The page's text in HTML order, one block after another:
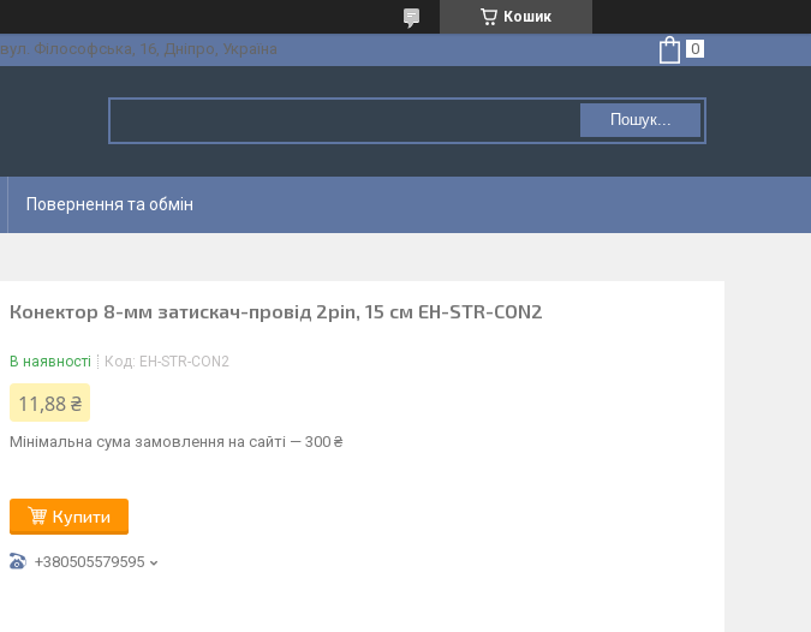
Кошик
вул. Філософська, 16, Дніпро, Україна
Пошук...
Повернення та обмін
Конектор 8-мм затискач-провід 2pin, 15 см EH-STR-CON2
В наявності Код: EH-STR-CON2
11,88 ₴
Мінімальна сума замовлення на сайті — 300 ₴
Купити
+380505579595